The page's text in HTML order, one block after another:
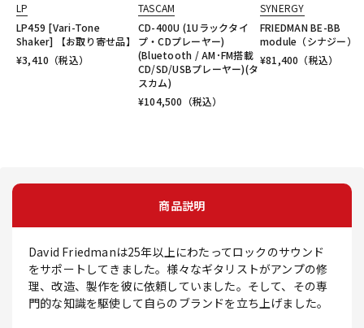
LP
LP459 [Vari-Tone
Shaker] 【お取り寄せ品】
¥3,410 （税込）
TASCAM
CD-400U (1Uラックタイ
プ・CDプレーヤー)
(Bluetooth / AM･FM搭載
CD/SD/USBプレーヤー)(タ
スカム)
¥104,500 （税込）
SYNERGY
FRIEDMAN BE-BB
module（シナジー）
¥81,400 （税込）
商品説明
David Friedmanは25年以上にわたってロックのサウンド
をサポートしてきました。様々なギタリストがアンプの修
理、改造、製作を彼に依頼していました。そして、その専
門的な知識を駆使して自らのブランドを立ち上げました。